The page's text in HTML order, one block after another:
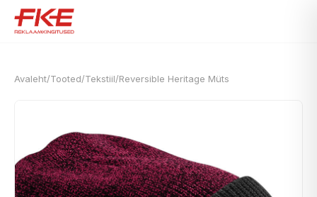
Avaleht/Tooted/Tekstiil/Reversible Heritage Müts